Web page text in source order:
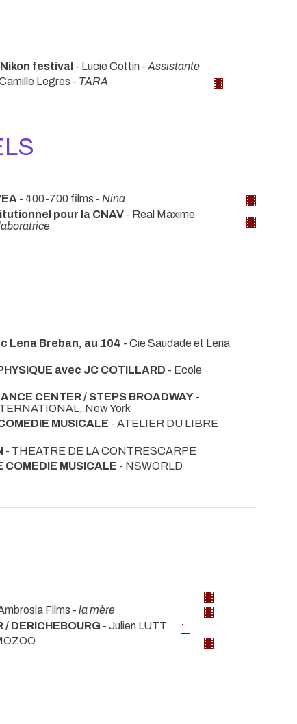
festival - Lucie Cottin - Assistante
Legres - TARA
- 400-700 films - Nina
pour la CNAV - Real Maxime
Lena Breban, au 104 - Cie Saudade et Lena
avec JC COTILLARD - Ecole
CENTER / STEPS BROADWAY -
New York
MUSICALE - ATELIER DU LIBRE
- THEATRE DE LA CONTRESCARPE
COMEDIE MUSICALE - NSWORLD
Films - la mère
DERICHEBOURG - Julien LUTT